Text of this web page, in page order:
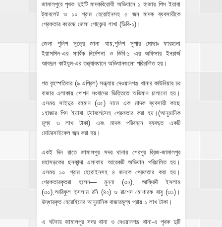
জামালপুরে পৃথক দুইটি মাদকবিরোধী অভিযানে ১ হাজার পিস ইয়াবা
ট্যাবলেট ও ১০ গ্রাম হেরোইনসহ ৫ জন মাদক ব্যবসায়ীকে
গ্রেফতার করেছে জেলা গোয়েন্দা শাখা (ডিবি-১)।
জেলা পুলিশ সূত্রে জানা যায়,পুলিশ সুপার মোছাঃ ফারহানা
ইয়াসমিন-এর সার্বিক নির্দেশনা ও ডিবি-১ এর অফিসার ইনচার্জ
আবদুল কাইয়ূম-এর তত্ত্বাবধানে অভিযানগুলো পরিচালিত হয়।
গত বৃহস্পতিবার (৯ এপ্রিল) সন্ধ্যায় দেওয়ানগঞ্জ থানার কাউনিয়ার চর
বাজার এলাকায় গোপন সংবাদের ভিত্তিতে অভিযান চালানো হয়।
এসময় সাইদুর রহমান (৩৫) নামে এক মাদক ব্যবসায়ী কাছে
১হাজার পিস ইয়াবা ট্যাবলেটসহ গ্রেফতার করা হয়।(আনুমানিক
মূল্য ৩ লাখ টাকা) এবং মাদক পরিবহনে ব্যবহৃত একটি
মোটরসাইকেল জব্দ করা হয়।
একই দিন রাতে জামালপুর সদর থানার শেরপুর ব্রিজ-জামালপুর
মহাসড়কের ছনকান্দা এলাকায় আরেকটি অভিযান পরিচালিত হয়।
এসময় ১০ গ্রাম হেরোইনসহ ৪ জনকে গ্রেফতার করা হয়।
গ্রেফতারকৃতরা হলেন— মুন্না (৩২), আফ্রিদী ইসলাম
(৩০),আরিফুল ইসলাম রনি (৪২) ও রাশেদ মোশারফ বাবু (৩১)।
উদ্ধারকৃত হেরোইনের আনুমানিক বাজারমূল্য প্রায় ১ লাখ টাকা।
এ ঘটনায় জামালপুর সদর থানা ও দেওয়ানগঞ্জ থানা-এ পৃথক দুটি